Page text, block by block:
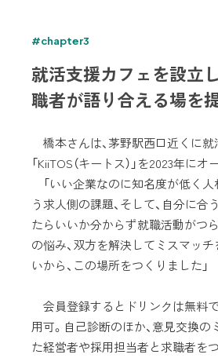
#chapter3
就活支援カフェを設立
職者が語り合える場を
橋本さんは、茅野駅西口近くに
「KiiTOS（キートス）」を2023年にオ
「いい企業なのに知名度が低く
う求人側の課題、そして、自分に
たらいいか分からず就職活動がつ
の悩み、双方を解決してミスマッ
いから、この場所をつくりました」
会員登録するとドリンクは無料で
用可。自己診断のほか、意見交換
た経営者や採用担当者と求職者を